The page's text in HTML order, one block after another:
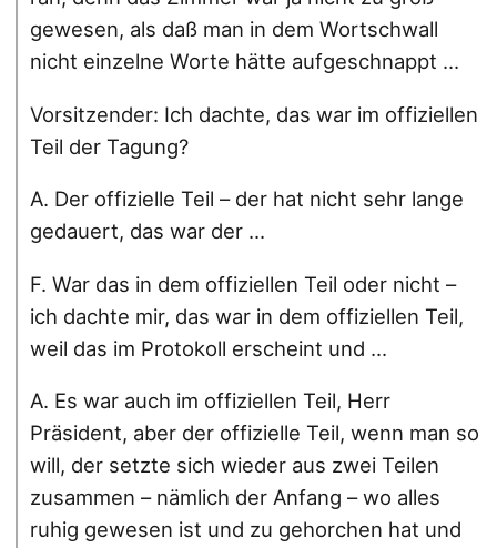
gewesen, als daß man in dem Wortschwall
nicht einzelne Worte hätte aufgeschnappt ...
Vorsitzender: Ich dachte, das war im offiziellen
Teil der Tagung?
A. Der offizielle Teil – der hat nicht sehr lange
gedauert, das war der ...
F. War das in dem offiziellen Teil oder nicht –
ich dachte mir, das war in dem offiziellen Teil,
weil das im Protokoll erscheint und ...
A. Es war auch im offiziellen Teil, Herr
Präsident, aber der offizielle Teil, wenn man so
will, der setzte sich wieder aus zwei Teilen
zusammen – nämlich der Anfang – wo alles
ruhig gewesen ist und zu gehorchen hat und